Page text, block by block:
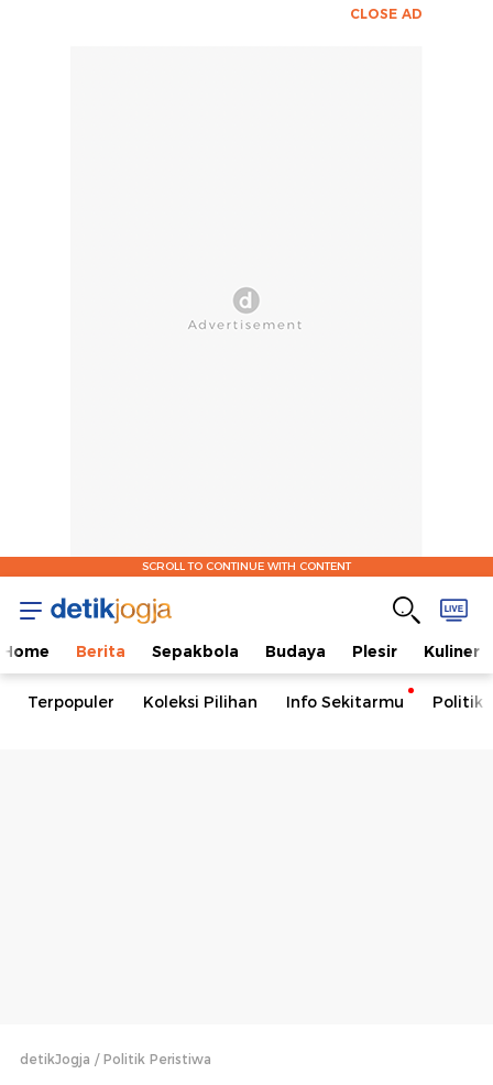
CLOSE AD
SCROLL TO CONTINUE WITH CONTENT
Home Berita Sepakbola Budaya Plesir Kuliner
Terpopuler Koleksi Pilihan Info Sekitarmu Politik
detikJogja Politik Peristiwa